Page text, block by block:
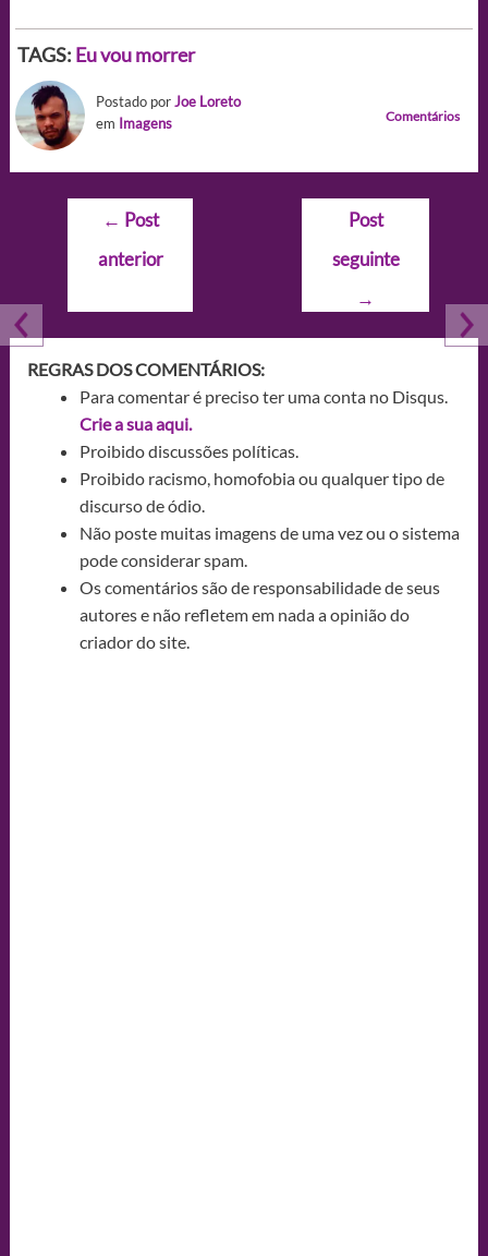
TAGS: Eu vou morrer
Postado porJoe Loreto
em Imagens Comentários
Navegação
Post
← Post
anterior
Post
seguinte
→
REGRAS DOS COMENTÁRIOS:
Para comentar é preciso ter uma conta no Disqus.
Crie a sua aqui.
Proibido discussões políticas.
Proibido racismo, homofobia ou qualquer tipo de
discurso de ódio.
Não poste muitas imagens de uma vez ou o sistema
pode considerar spam.
Os comentários são de responsabilidade de seus
autores e não refletem em nada a opinião do
criador do site.